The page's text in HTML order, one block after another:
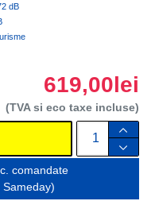
dB
619,00lei
(TVA si eco taxe incluse)
comandate